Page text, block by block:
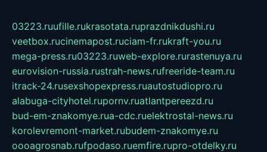
03223.ruufille.rukrasotata.ruprazdnikdushi.ru
veetbox.rucinemapost.ruciam-fr.rukraft-you.ru
mega-press.ru03223.ruweb-explore.rurastenuya.ru
eurovision-russia.rustrah-news.rufreeride-team.ru
itrack-24.rusexshopexpress.ruautostudiopro.ru
alabuga-cityhotel.rupornv.ruatlantpereezd.ru
bud-em-znakomye.rua-cdc.ruelektrostal-news.ru
korolevremont-market.rubudem-znakomye.ru
oooagrosnab.rufpodaso.ruemfire.rupro-otdelky.ru